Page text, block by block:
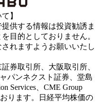
】
供する情報は投資勧誘ま
目的としておりません。
れますようお願いいたし
券取引所、大阪取引所、
パンネクスト証券、堂島
Services、CME Group
ります。日経平均株価の